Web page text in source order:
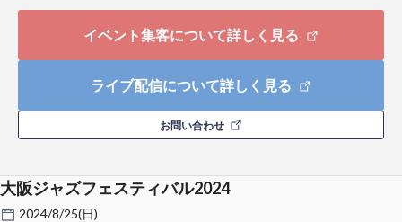
イベント集客について詳しく見る
ライブ配信について詳しく見る
お問い合わせ
大阪ジャズフェスティバル2024
2024/8/25(日)